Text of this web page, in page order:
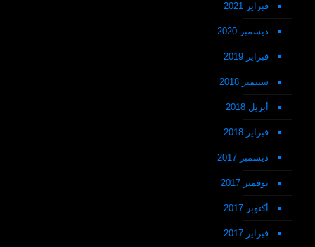
فبراير 2021
ديسمبر 2020
فبراير 2019
سبتمبر 2018
أبريل 2018
فبراير 2018
ديسمبر 2017
نوفمبر 2017
أكتوبر 2017
فبراير 2017